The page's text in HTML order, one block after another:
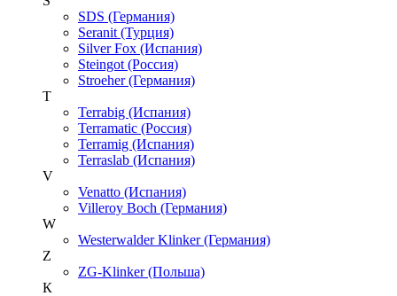
SDS (Германия)
Seranit (Турция)
Silver Fox (Испания)
Steingot (Россия)
Stroeher (Германия)
T
Terrabig (Испания)
Terramatic (Россия)
Terramig (Испания)
Terraslab (Испания)
V
Venatto (Испания)
Villeroy Boch (Германия)
W
Westerwalder Klinker (Германия)
Z
ZG-Klinker (Польша)
К